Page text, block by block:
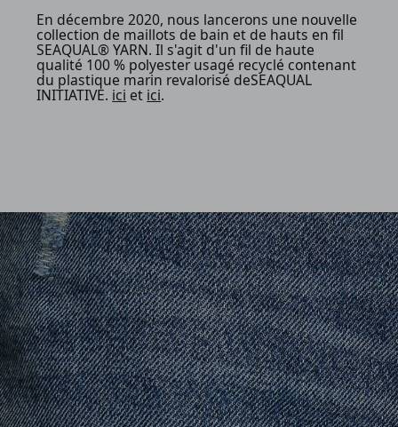
En décembre 2020, nous lancerons une nouvelle
collection de maillots de bain et de hauts en fil
SEAQUAL® YARN. Il s'agit d'un fil de haute
qualité 100 % polyester usagé recyclé contenant
du plastique marin revalorisé deSEAQUAL
INITIATIVE. ici et ici.